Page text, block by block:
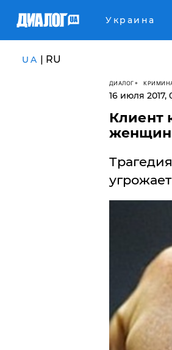
Украина
UA | RU
ДИАЛОГ
16 июля 2017,
Клиент